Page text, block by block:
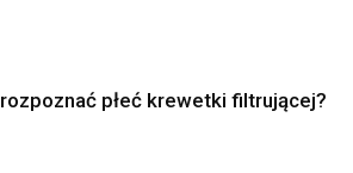
płeć krewetki filtrującej?